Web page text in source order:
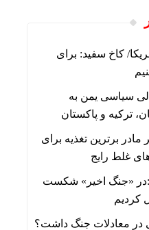
کاخ سفید: برای
سیاسی یمن به
ترکیه و پاکستان
برترین تغذیه برای
غلط رایج
«جنگ اخیر» شکست
کردیم
چه تاثیری در معادلات جنگ داشت؟